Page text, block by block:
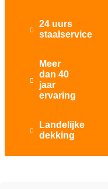

24 uurs
staalservice

Meer
dan 40
jaar
ervaring

Landelijke
dekking